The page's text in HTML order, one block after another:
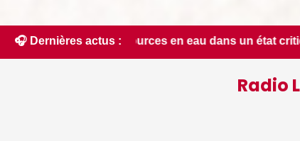
🎧 Dernières actus :
dans le Cher : la quasi-totalité du
Radio